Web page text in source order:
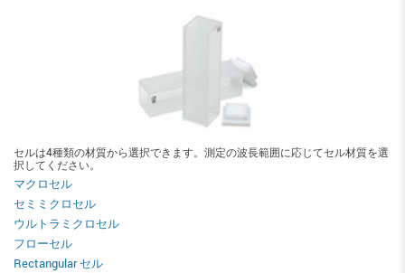
セルは4種類の材質から選択できます。測定の波長範囲に応じてセル材質を選
択してください。
マクロセル
セミミクロセル
ウルトラミクロセル
フローセル
Rectangular セル